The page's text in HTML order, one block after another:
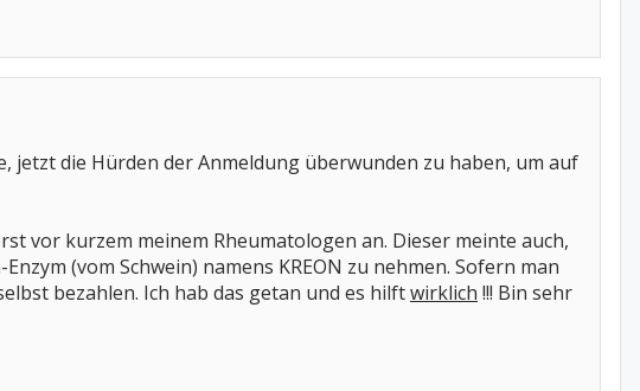
die Hürden der Anmeldung überwunden zu haben, um auf
vor kurzem meinem Rheumatologen an. Dieser meinte auch,
(vom Schwein) namens KREON zu nehmen. Sofern man
bezahlen. Ich hab das getan und es hilftwirklich !!! Bin sehr